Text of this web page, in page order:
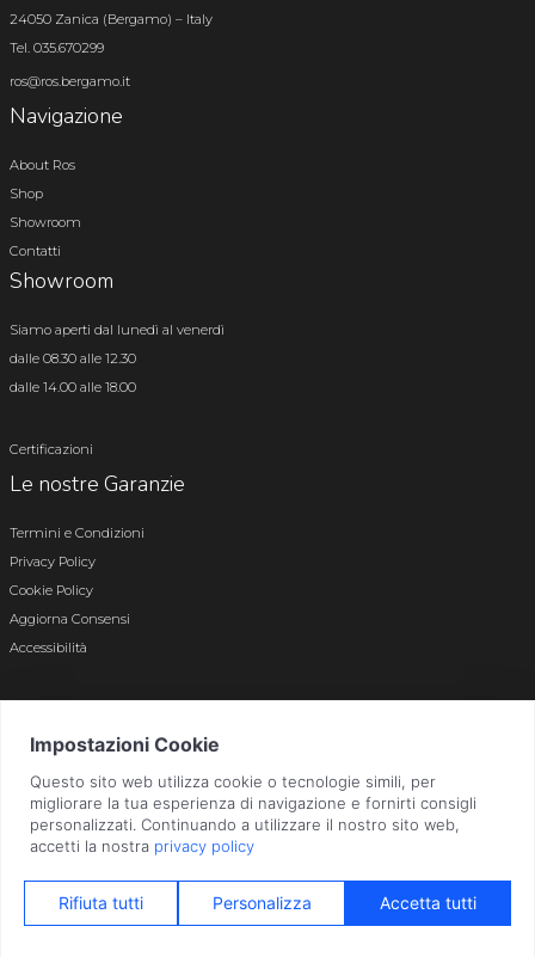
24050 Zanica (Bergamo) – Italy
Tel. 035.670299
ros@ros.bergamo.it
Navigazione
About Ros
Shop
Showroom
Contatti
Showroom
Siamo aperti dal lunedì al venerdì
dalle 08.30 alle 12.30
dalle 14.00 alle 18.00
Certificazioni
Le nostre Garanzie
Termini e Condizioni
Privacy Policy
Cookie Policy
Aggiorna Consensi
Accessibilità
Bergamo n. 01496180165 · Capitale Sociale i.v. € 800.000,00